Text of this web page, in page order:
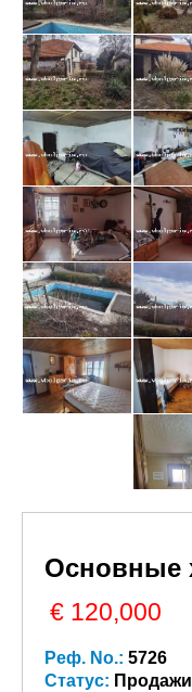
Основные
€ 120,000
Реф. No.: 5726
Статус: Продажи